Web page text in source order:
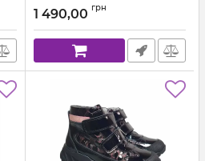
Артикул: 012.9013 А (26-30)
1 490,00 грн